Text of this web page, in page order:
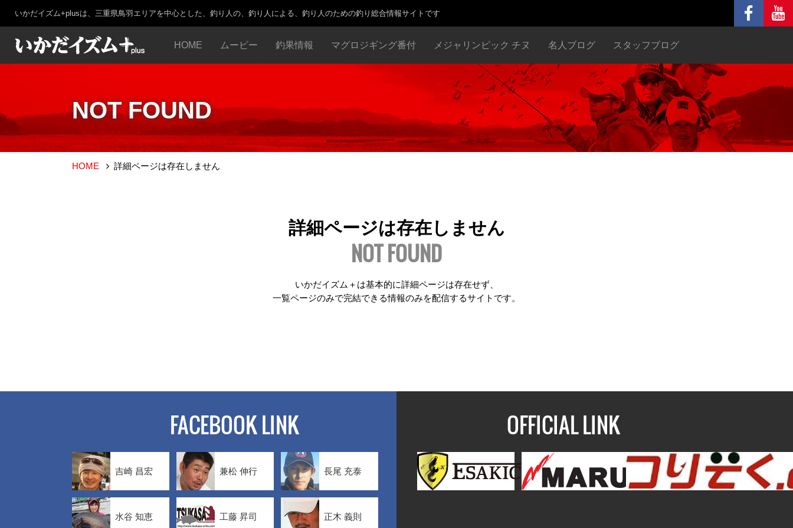
いかだイズム+plusは、三重県鳥羽エリアを中心とした、釣り人の、釣り人による、釣り人のための釣り総合情報サイトです
HOME ムービー 釣果情報 マグロジギング番付 メジャリンピック チヌ 名人ブログ スタッフブログ
NOT FOUND
HOME 詳細ページは存在しません
詳細ページは存在しません
NOT FOUND
いかだイズム＋は基本的に詳細ページは存在せず、
一覧ページのみで完結できる情報のみを配信するサイトです。
FACEBOOK LINK
吉崎 昌宏 兼松 伸行 長尾 充泰
水谷 知恵 工藤 昇司 正木 義則
OFFICIAL LINK